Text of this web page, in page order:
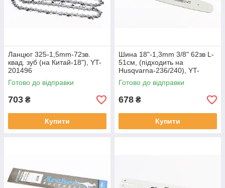
Ланцюг 325-1,5mm-72зв.
квад. зуб (на Китай-18"), YT-
201496
Готово до відправки
703 ₴
Купити
Шина 18"-1,3mm 3/8" 62зв L-
51см, (підходить на
Husqvarna-236/240), YT-
201037
Готово до відправки
678 ₴
Купити